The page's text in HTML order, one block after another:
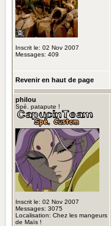
Inscrit le: 02 Nov 2007
Messages: 409
Revenir en haut de page
philou
Spé. patapute !
Inscrit le: 02 Nov 2007
Messages: 3075
Localisation: Chez les mangeurs
de Maïs !